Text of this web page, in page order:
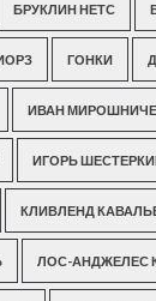
БРУКЛИН НЕТС
ГОНКИ
ИВАН
ИГОРЬ
КЛИВЛЕНД
ЛОС-АНДЖЕЛЕС